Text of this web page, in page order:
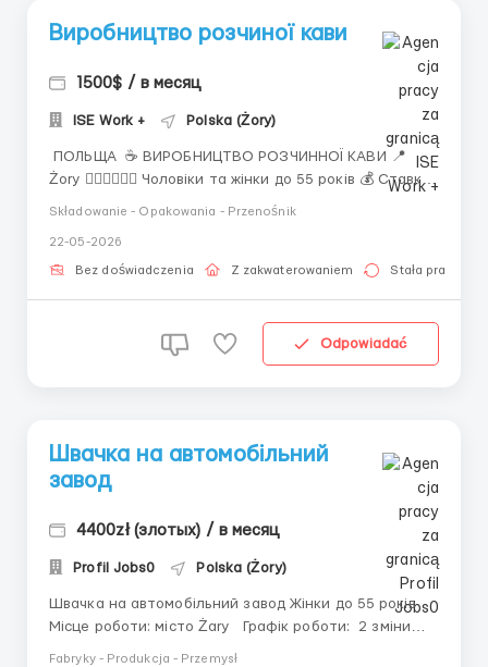
Виробництво розчиної кави
1500$ / в месяц
ISE Work + Polska (Żory)
ПОЛЬЩА ☕ ВИРОБНИЦТВО РОЗЧИННОЇ КАВИ 📍
Żory 🙋🏼‍♂️🙋🏼‍♀️ Чоловіки та жінки до 55 років 💰 Ставка:
▪️Жінки — 31,40 zł/год brutto ▪️Чоловіки — 31,80 zł/год
brutto 📆 Графік: 2 зміни по 12 годин ...
Składowanie - Opakowania - Przenośnik
22-05-2026
Bez doświadczenia Z zakwaterowaniem Stała praca
Odpowiadać
Швачка на автомобільний
завод
4400zł (злотых) / в месяц
Profil Jobs0 Polska (Żory)
Швачка на автомобільний завод Жінки до 55 років
Місце роботи: місто Żary Графік роботи: 2 зміни
(без нічних) Пн-Пт, іноді є робоча субота; робота по
Fabryky - Produkcja - Przemysł